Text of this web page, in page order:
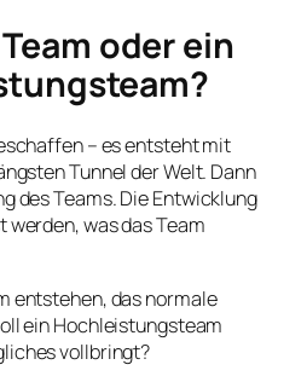
oder ein
– es entsteht mit
Tunnel der Welt. Dann
des Teams. Die Entwicklung
was das Team
entstehen, das normale
ein Hochleistungsteam
vollbringt?